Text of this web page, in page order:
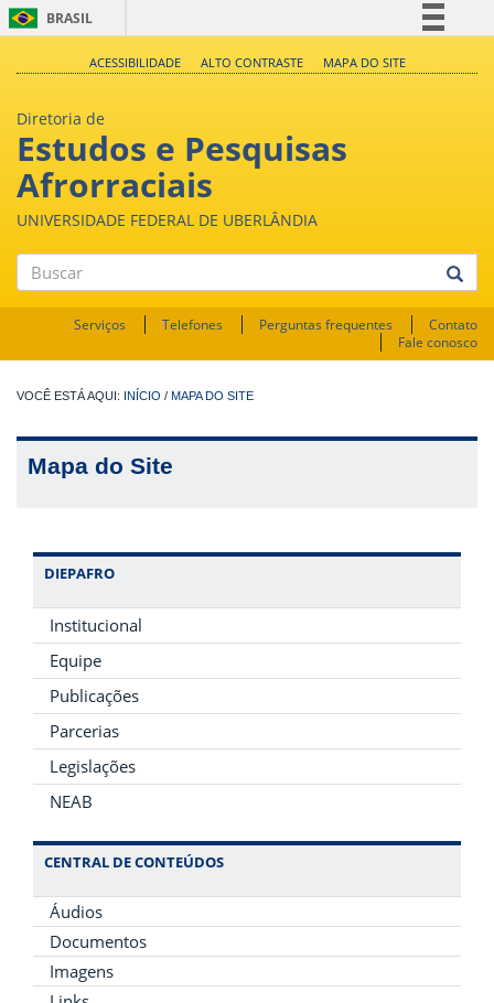
BRASIL
Acesso à informação
ACESSIBILIDADE ALTO CONTRASTE MAPA DO SITE
Diretoria de
Estudos e Pesquisas
Afrorraciais
UNIVERSIDADE FEDERAL DE UBERLÂNDIA
Buscar
Serviços Telefones Perguntas frequentes
Contato
Fale conosco
INÍCIO / MAPA DO SITE
Mapa do Site
DIEPAFRO
Institucional
Equipe
Publicações
Parcerias
Legislações
NEAB
CENTRAL DE CONTEÚDOS
Áudios
Documentos
Imagens